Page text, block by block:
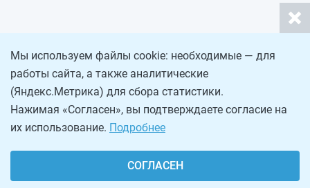
Мы используем файлы cookie: необходимые — для
работы сайта, а также аналитические
(Яндекс.Метрика) для сбора статистики.
Нажимая «Согласен», вы подтверждаете согласие на
их использование. Подробнее
СОГЛАСЕН